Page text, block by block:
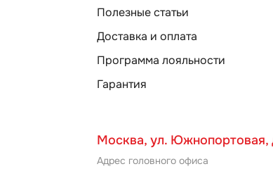
Полезные статьи
Доставка и оплата
Программа лояльности
Гарантия
Москва, ул. Южнопортовая,
Адрес головного офиса